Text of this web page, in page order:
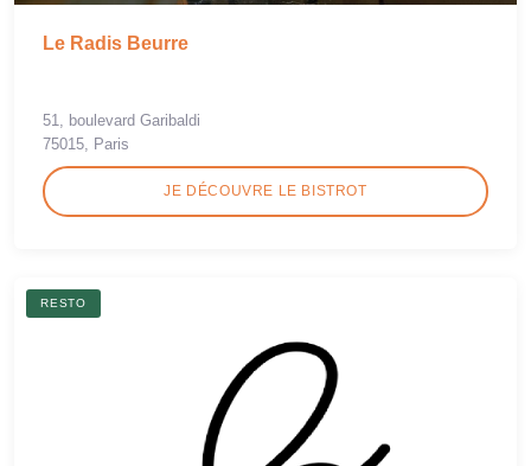
Le Radis Beurre
51, boulevard Garibaldi
75015, Paris
JE DÉCOUVRE LE BISTROT
RESTO